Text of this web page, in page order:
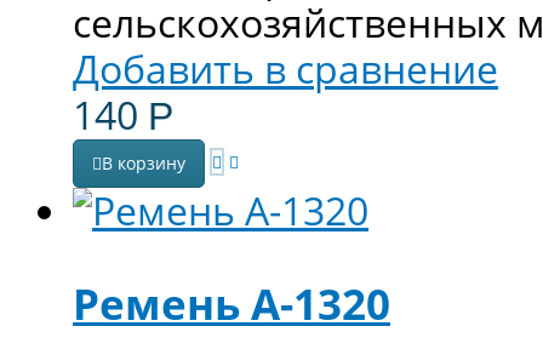
Добавить в сравнение
140 Р
В корзину
Ремень А-1320